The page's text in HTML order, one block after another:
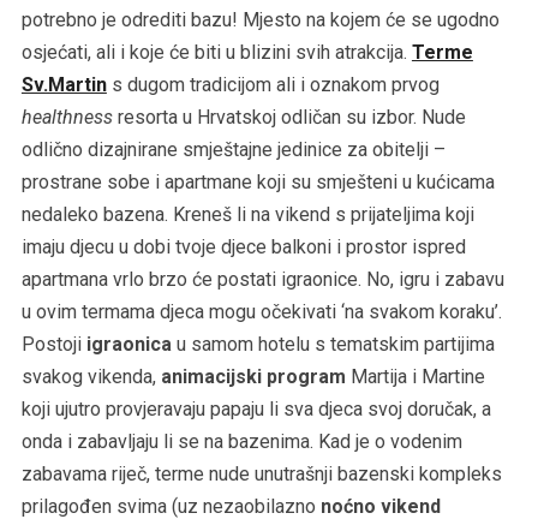
potrebno je odrediti bazu! Mjesto na kojem će se ugodno
osjećati, ali i koje će biti u blizini svih atrakcija. Terme
Sv.Martins dugom tradicijom ali i oznakom prvog
healthnessresorta u Hrvatskoj odličan su izbor. Nude
odlično dizajnirane smještajne jedinice za obitelji –
prostrane sobe i apartmane koji su smješteni u kućicama
nedaleko bazena. Kreneš li na vikend s prijateljima koji
imaju djecu u dobi tvoje djece balkoni i prostor ispred
apartmana vrlo brzo će postati igraonice. No, igru i zabavu
u ovim termama djeca mogu očekivati ‘na svakom koraku’.
Postoji igraonicau samom hotelu s tematskim partijima
svakog vikenda, animacijski program Martija i Martine
koji ujutro provjeravaju papaju li sva djeca svoj doručak, a
onda i zabavljaju li se na bazenima. Kad je o vodenim
zabavama riječ, terme nude unutrašnji bazenski kompleks
prilagođen svima (uz nezaobilazno noćno vikend